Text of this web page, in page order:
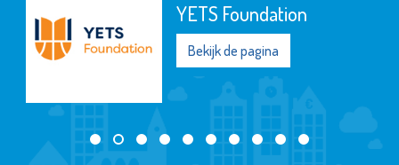
YETS Foundation
Bekijk de pagina